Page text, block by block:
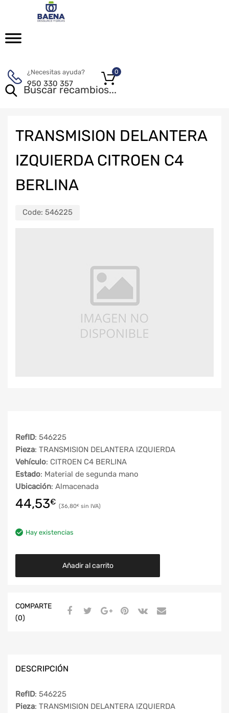
¿Necesitas ayuda?
950 330 357
0
TRANSMISION DELANTERA
IZQUIERDA CITROEN C4
BERLINA
Code: 546225
RefID: 546225
Pieza: TRANSMISION DELANTERA IZQUIERDA
Vehículo: CITROEN C4 BERLINA
Estado: Material de segunda mano
Ubicación: Almacenada
44,53€ 36,80€
Hay existencias
Añadir al carrito
COMPARTE
(0)
DESCRIPCIÓN
RefID: 546225
Pieza: TRANSMISION DELANTERA IZQUIERDA